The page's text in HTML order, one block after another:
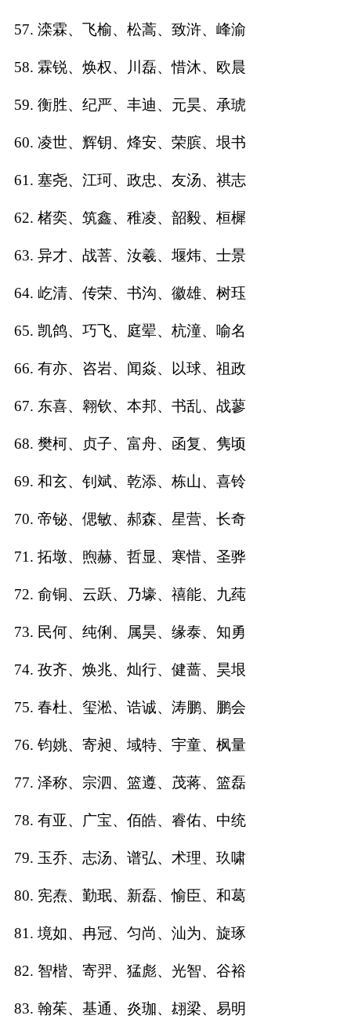
57. 滦霖、飞榆、松蒿、致浒、峰渝
58. 霖锐、焕权、川磊、惜沐、欧晨
59. 衡胜、纪严、丰迪、元昊、承琥
60. 凌世、辉钥、烽安、荣膑、垠书
61. 塞尧、江珂、政忠、友汤、祺志
62. 楮奕、筑鑫、稚凌、韶毅、桓樨
63. 异才、战菩、汝羲、堰炜、士景
64. 屹清、传荣、书沟、徽雄、树珏
65. 凯鸽、巧飞、庭翚、杭潼、喻名
66. 有亦、咨岩、闻焱、以球、祖政
67. 东喜、翱钦、本邦、书乱、战蓼
68. 樊柯、贞子、富舟、函复、隽顷
69. 和玄、钊斌、乾添、栋山、喜铃
70. 帝铋、偲敏、郝森、星营、长奇
71. 拓墩、煦赫、哲显、寒惜、圣骅
72. 俞铜、云跃、乃壕、禧能、九莼
73. 民何、纯俐、属昊、缘泰、知勇
74. 孜齐、焕兆、灿行、健蔷、昊垠
75. 春杜、玺淞、诰诚、涛鹏、鹏会
76. 钧姚、寄昶、域特、宇童、枫量
77. 泽称、宗泗、篮遵、茂蒋、篮磊
78. 有亚、广宝、佰皓、睿佑、中统
79. 玉乔、志汤、谱弘、术理、玖啸
80. 宪焘、勤珉、新磊、愉臣、和葛
81. 境如、冉冠、匀尚、汕为、旋琢
82. 智楷、寄羿、猛彪、光智、谷裕
83. 翰茱、基通、炎珈、翃梁、易明